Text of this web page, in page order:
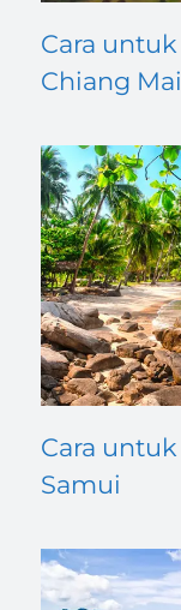
Cara
Chiang Mai
Cara
Samui